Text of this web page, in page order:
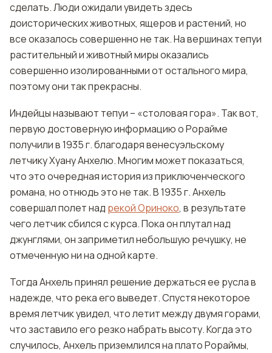
сделать. Люди ожидали увидеть здесь
доисторических животных, ящеров и растений, но
все оказалось совершенно не так. На вершинах тепуи
растительный и животный миры оказались
совершенно изолированными от остального мира,
поэтому они так прекрасны.
Индейцы называют тепуи – «столовая гора». Так вот,
первую достоверную информацию о Рорайме
получили в 1935 г. благодаря венесуэльскому
летчику Хуану Анхелю. Многим может показаться,
что это очередная история из приключенческого
романа, но отнюдь это не так. В 1935 г. Анхель
совершал полет над рекой Ориноко, в результате
чего летчик сбился с курса. Пока он плутал над
джунглями, он заприметил небольшую речушку, не
отмеченную ни на одной карте.
Тогда Анхель принял решение держаться ее русла в
надежде, что река его выведет. Спустя некоторое
время летчик увидел, что летит между двумя горами,
что заставило его резко набрать высоту. Когда это
случилось, Анхель приземлился на плато Рораймы,